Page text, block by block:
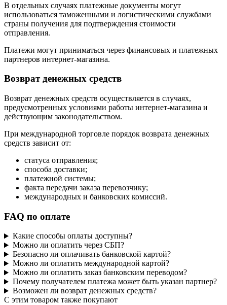
В отдельных случаях платежные документы могут
использоваться таможенными и логистическими службами
страны получения для подтверждения стоимости
отправления.
Платежи могут приниматься через финансовых и платежных
партнеров интернет-магазина.
Возврат денежных средств
Возврат денежных средств осуществляется в случаях,
предусмотренных условиями работы интернет-магазина и
действующим законодательством.
При международной торговле порядок возврата денежных
средств зависит от:
статуса отправления;
способа доставки;
платежной системы;
факта передачи заказа перевозчику;
международных и банковских комиссий.
FAQ по оплате
Какие способы оплаты доступны?
Можно ли оплатить через СБП?
Безопасно ли оплачивать банковской картой?
Можно ли оплатить международной картой?
Можно ли оплатить заказ банковским переводом?
Почему получателем платежа может быть указан партнер?
Возможен ли возврат денежных средств?
C этим товаром также покупают